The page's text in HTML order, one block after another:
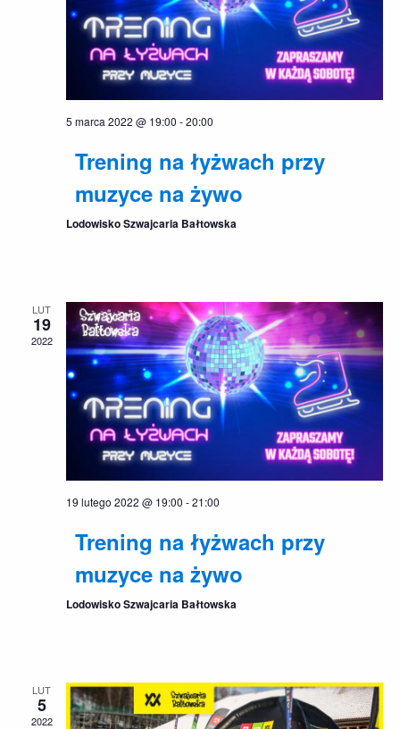
5 marca 2022 @ 19:00 -20:00
Trening na łyżwach przy
muzyce na żywo
Lodowisko Szwajcaria Bałtowska
LUT
19
2022
19 lutego 2022 @ 19:00 -21:00
Trening na łyżwach przy
muzyce na żywo
Lodowisko Szwajcaria Bałtowska
LUT
5
2022